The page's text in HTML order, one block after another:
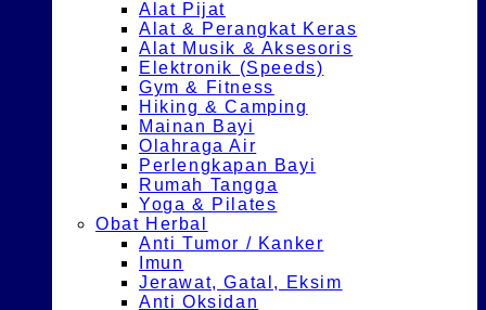
Alat Pijat
Alat & Perangkat Keras
Alat Musik & Aksesoris
Elektronik (Speeds)
Gym & Fitness
Hiking & Camping
Mainan Bayi
Olahraga Air
Perlengkapan Bayi
Rumah Tangga
Yoga & Pilates
Obat Herbal
Anti Tumor / Kanker
Imun
Jerawat, Gatal, Eksim
Anti Oksidan